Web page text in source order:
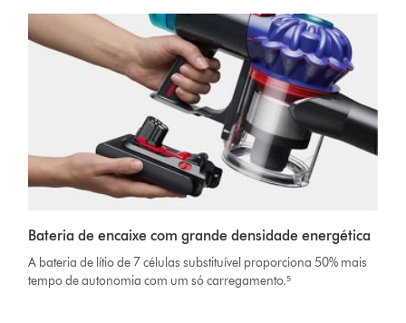
Bateria de encaixe com grande densidade energética
A bateria de lítio de 7 células substituível proporciona 50% mais
tempo de autonomia com um só carregamento.⁵